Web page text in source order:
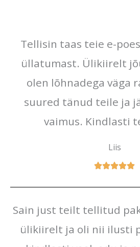
Tellisin taas teie e-
üllatumast. Ülikiirelt
olen lõhnadega väga
suured tänud teile ja
vaimus. Kindlasti
Liis
Sain just teilt tellitud
ülikiirelt ja oli nii ilusti